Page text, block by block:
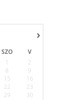
›
SZO
V
1
2
8
9
15
16
22
23
29
30